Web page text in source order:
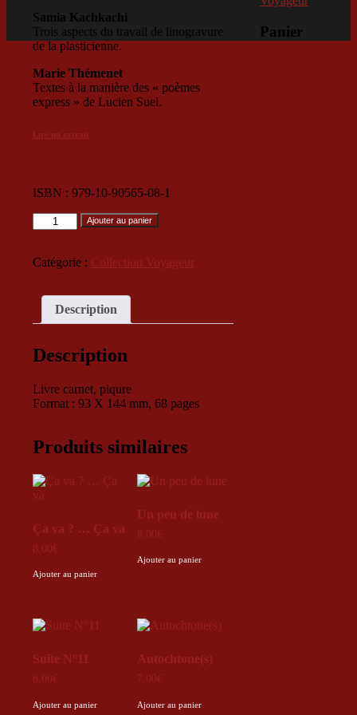
Samia Kachkachi
Trois aspects du travail de linogravure
de la plasticienne.
Marie Thémenet
Textes à la manière des « poèmes
express » de Lucien Suel.
Lire un extrait
ISBN : 979-10-90565-08-1
quantité
de
Ajouter au panier
Catégorie : Collection Voyageur
Description
Description
Livre carnet, piqure
Format : 93 X 144 mm, 68 pages
Produits similaires
Ça va ? … Ça va
8,00€
Ajouter au panier
Un peu de lune
8,00€
Ajouter au panier
Suite N°11
8,00€
Ajouter au panier
Autochtone(s)
7,00€
Ajouter au panier
Panier